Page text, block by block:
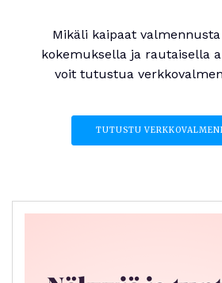
Mikäli kaipaat
kokemuksella ja rautaisella
voit tutustua
TUTUSTU